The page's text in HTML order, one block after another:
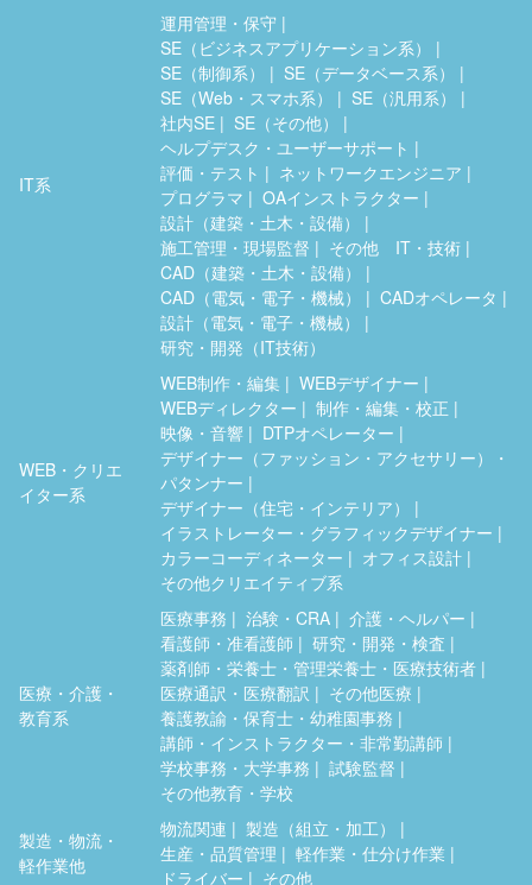
IT系
運用管理・保守
SE（ビジネスアプリケーション系）
SE（制御系）
SE（データベース系）
SE（Web・スマホ系）
SE（汎用系）
社内SE
SE（その他）
ヘルプデスク・ユーザーサポート
評価・テスト
ネットワークエンジニア
プログラマ
OAインストラクター
設計（建築・土木・設備）
施工管理・現場監督
その他 IT・技術
CAD（建築・土木・設備）
CAD（電気・電子・機械）
CADオペレータ
設計（電気・電子・機械）
研究・開発（IT技術）
WEB・クリエ
イター系
WEB制作・編集
WEBデザイナー
WEBディレクター
制作・編集・校正
映像・音響
DTPオペレーター
デザイナー（ファッション・アクセサリー）・
パタンナー
デザイナー（住宅・インテリア）
イラストレーター・グラフィックデザイナー
カラーコーディネーター
オフィス設計
その他クリエイティブ系
医療・介護・
教育系
医療事務 治験・CRA
介護・ヘルパー
看護師・准看護師
研究・開発・検査
薬剤師・栄養士・管理栄養士・医療技術者
医療通訳・医療翻訳
その他医療
養護教諭・保育士・幼稚園事務
講師・インストラクター・非常勤講師
学校事務・大学事務
試験監督
その他教育・学校
製造・物流・
軽作業他
物流関連
製造（組立・加工）
生産・品質管理
軽作業・仕分け作業
ドライバー
その他